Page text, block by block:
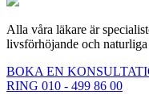
Alla våra läkare är
livsförhöjande och naturliga
BOKA EN
RING 010 - 499 86 00